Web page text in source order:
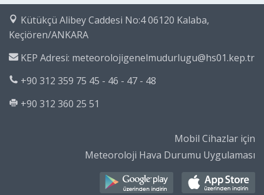
Kütükçü Alibey Caddesi No:4 06120 Kalaba,
Keçiören/ANKARA
KEP Adresi: meteorolojigenelmudurlugu@hs01.kep.tr
+90 312 359 75 45 - 46 - 47 - 48
+90 312 360 25 51
Mobil Cihazlar için
Meteoroloji Hava Durumu Uygulaması